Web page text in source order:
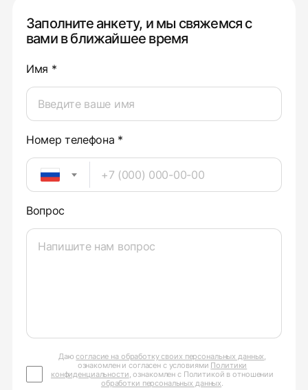
Заполните анкету, и мы свяжемся с
вами в ближайшее время
Имя *
Номер телефона *
Вопрос
Даюсогласие на обработку своих персональных данных,
ознакомлен и согласен с условиями Политики
конфиденциальности, ознакомлен с Политикой в отношении
обработки персональных данных.